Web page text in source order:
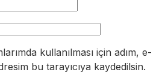
kullanılması için adım, e-
bu tarayıcıya kaydedilsin.